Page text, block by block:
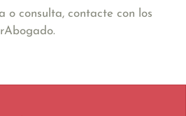
o consulta, contacte con los